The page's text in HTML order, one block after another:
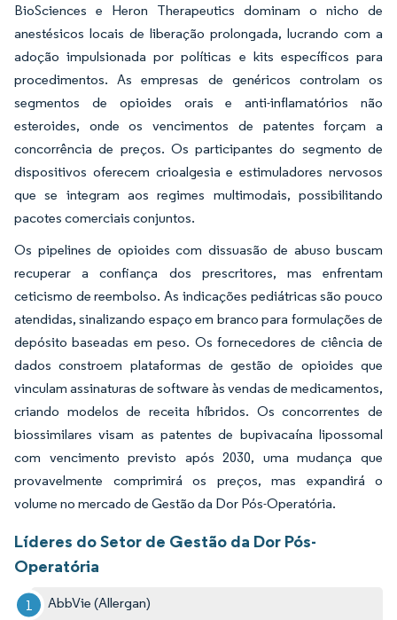
BioSciences e Heron Therapeutics dominam o nicho de
anestésicos locais de liberação prolongada, lucrando com a
adoção impulsionada por políticas e kits específicos para
procedimentos. As empresas de genéricos controlam os
segmentos de opioides orais e anti-inflamatórios não
esteroides, onde os vencimentos de patentes forçam a
concorrência de preços. Os participantes do segmento de
dispositivos oferecem crioalgesia e estimuladores nervosos
que se integram aos regimes multimodais, possibilitando
pacotes comerciais conjuntos.
Os pipelines de opioides com dissuasão de abuso buscam
recuperar a confiança dos prescritores, mas enfrentam
ceticismo de reembolso. As indicações pediátricas são pouco
atendidas, sinalizando espaço em branco para formulações de
depósito baseadas em peso. Os fornecedores de ciência de
dados constroem plataformas de gestão de opioides que
vinculam assinaturas de software às vendas de medicamentos,
criando modelos de receita híbridos. Os concorrentes de
biossimilares visam as patentes de bupivacaína lipossomal
com vencimento previsto após 2030, uma mudança que
provavelmente comprimirá os preços, mas expandirá o
volume no mercado de Gestão da Dor Pós-Operatória.
Líderes do Setor de Gestão da Dor Pós-
Operatória
AbbVie (Allergan)